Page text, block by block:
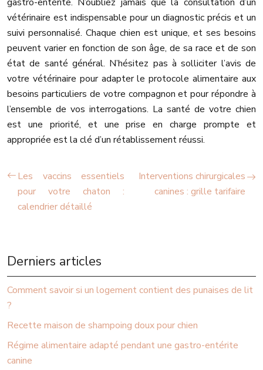
vétérinaire est indispensable pour un diagnostic précis et un
suivi personnalisé. Chaque chien est unique, et ses besoins
peuvent varier en fonction de son âge, de sa race et de son
état de santé général. N’hésitez pas à solliciter l’avis de
votre vétérinaire pour adapter le protocole alimentaire aux
besoins particuliers de votre compagnon et pour répondre à
l’ensemble de vos interrogations. La santé de votre chien
est une priorité, et une prise en charge prompte et
appropriée est la clé d’un rétablissement réussi.
Les vaccins essentiels
pour votre chaton :
calendrier détaillé
Interventions chirurgicales
canines : grille tarifaire
Derniers articles
Comment savoir si un logement contient des punaises de lit
?
Recette maison de shampoing doux pour chien
Régime alimentaire adapté pendant une gastro-entérite
canine